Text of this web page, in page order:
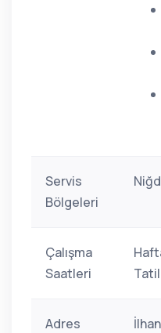
Servis
Bölgeleri
Çalışma
Saatleri
Adres